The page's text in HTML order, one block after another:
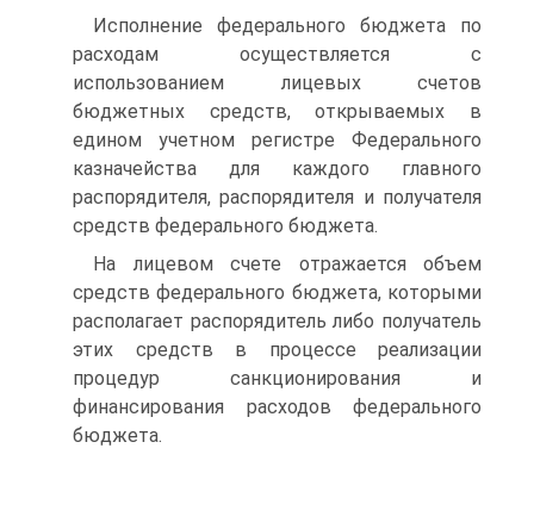
Исполнение федерального бюджета по
расходам осуществляется с
использованием лицевых счетов
бюджетных средств, открываемых в
едином учетном регистре Федерального
казначейства для каждого главного
распорядителя, распорядителя и получателя
средств федерального бюджета.
На лицевом счете отражается объем
средств федерального бюджета, которыми
располагает распорядитель либо получатель
этих средств в процессе реализации
процедур санкционирования и
финансирования расходов федерального
бюджета.